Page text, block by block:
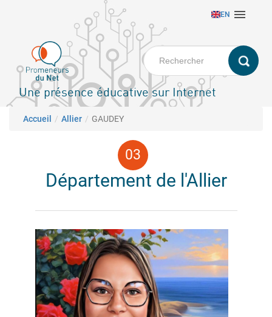
principal
EN 
Une présence éducative sur Internet
Fil d'Ariane
Accueil Allier GAUDEY
Département de l'Allier